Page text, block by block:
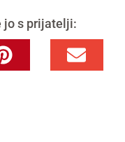
jo s prijatelji: